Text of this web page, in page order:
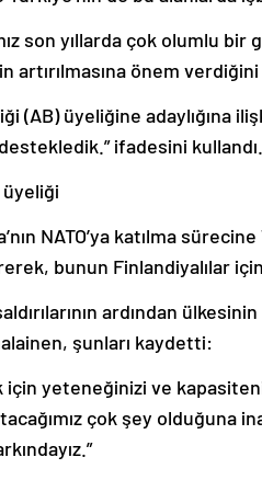
son yıllarda çok olumlu
artırılmasına önem
(AB) üyeliğine adaylığına
ifadesini kullandı.
üyeliği
NATO’ya katılma
bunun Finlandiyalılar
ardından
şunları kaydetti:
için yeteneğinizi ve
çok şey olduğuna